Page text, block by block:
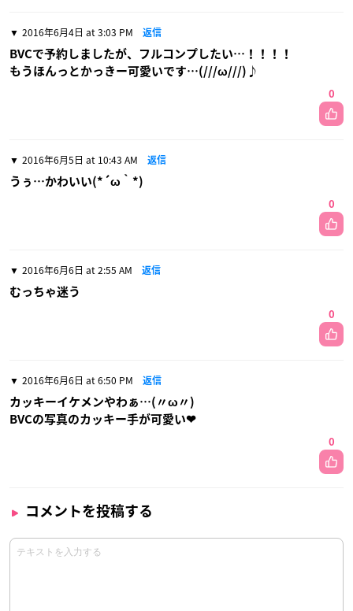
2016年6月4日 at 3:03 PM 返信
BVCで予約しましたが、フルコンプしたい…！！！！
もうほんっとかっきー可愛いです…(///ω///)♪
0
2016年6月5日 at 10:43 AM 返信
うぅ…かわいい(*´ω｀*)
0
2016年6月6日 at 2:55 AM 返信
むっちゃ迷う
0
2016年6月6日 at 6:50 PM 返信
カッキーイケメンやわぁ…(〃ω〃)
BVCの写真のカッキー手が可愛い❤
0
コメントを投稿する